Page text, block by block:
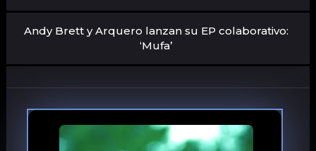
Andy Brett y Arquero lanzan su EP colaborativo:
‘Mufa’